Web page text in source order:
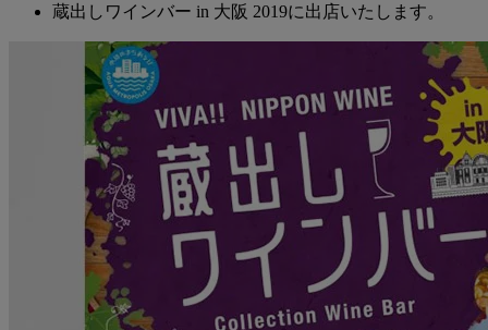
蔵出しワインバー in 大阪 2019に出店いたします。